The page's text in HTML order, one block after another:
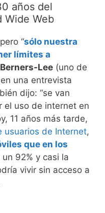
años del
Wide Web
“sólo nuestra
límites a
Lee (uno de
una entrevista
dijo: “se van
el uso de internet en
11 años más tarde,
usuarios de Internet,
que en los
92% y casi la
vivir sin acceso a